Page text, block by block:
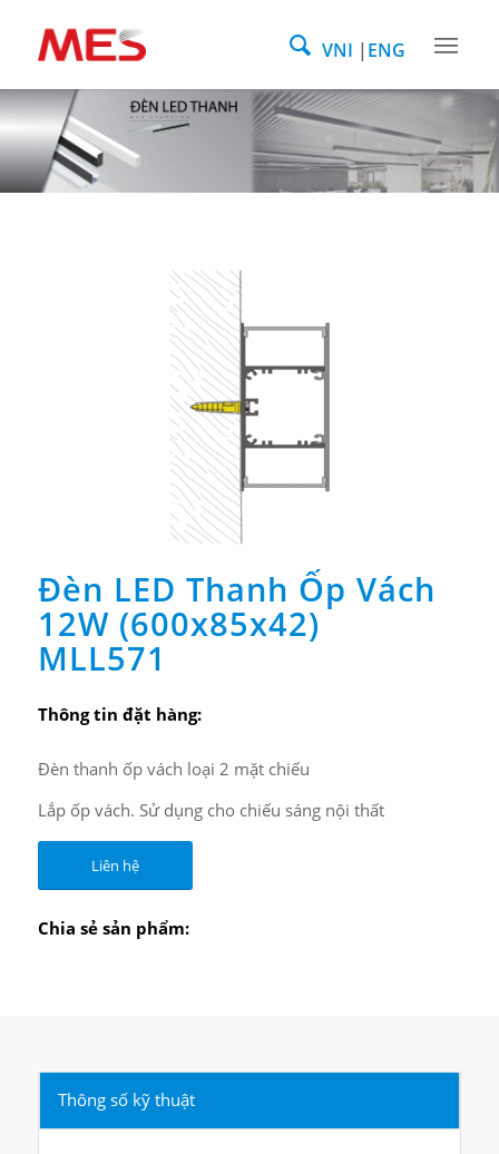
VNI ENG
Đèn LED Thanh Ốp Vách
12W (600x85x42)
MLL571
Thông tin đặt hàng:
Đèn thanh ốp vách loại 2 mặt chiếu
Lắp ốp vách. Sử dụng cho chiếu sáng nội thất
Liên hệ
Chia sẻ sản phẩm:
Thông số kỹ thuật